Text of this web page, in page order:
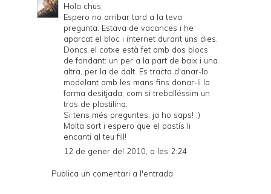
Hola chus,
Espero no arribar tard a la teva
pregunta. Estava de vacances i he
aparcat el bloc i internet durant uns dies.
Doncs el cotxe està fet amb dos blocs
de fondant: un per a la part de baix i una
altra, per la de dalt. Es tracta d'anar-lo
modelant amb les mans fins donar-li la
forma desitjada, com si treballéssim un
tros de plastilina.
Si tens més preguntes, ja ho saps! ;)
Molta sort i espero que el pastís li
encanti al teu fill!
12 de gener del 2010, a les 2:24
Publica un comentari a l'entrada